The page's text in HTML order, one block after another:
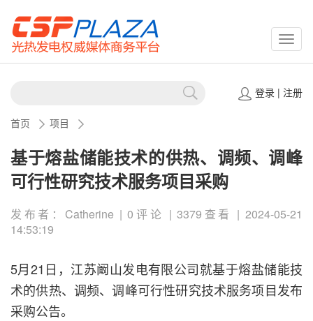
登录| 注册
首页 项目
基于熔盐储能技术的供热、调频、调峰
可行性研究技术服务项目采购
发布者：Catherine | 0评论 | 3379查看 | 2024-05-21
14:53:19
5月21日，江苏阚山发电有限公司就基于熔盐储能技
术的供热、调频、调峰可行性研究技术服务项目发布
采购公告。